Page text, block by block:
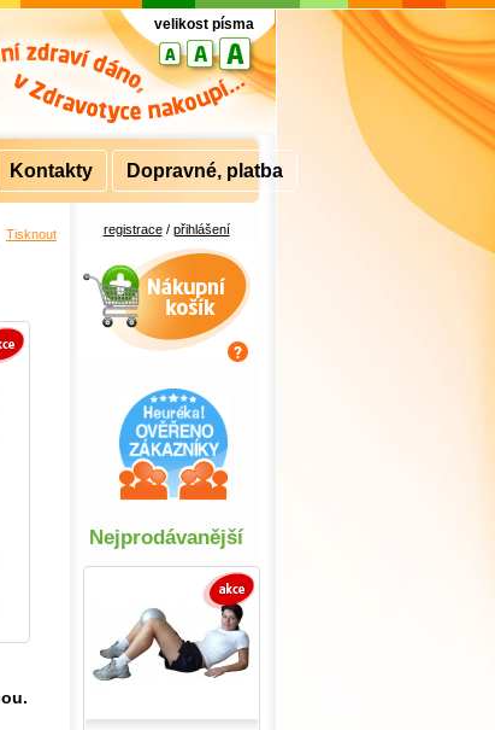
registrace/ přihlášení
Nákupní košík
velikost písma
Tisknout
Nejprodávanější
Kontakty Dopravné, platba